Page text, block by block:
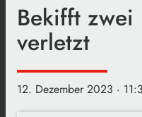
Bekifft zwei
verletzt
12. Dezember 2023 ·